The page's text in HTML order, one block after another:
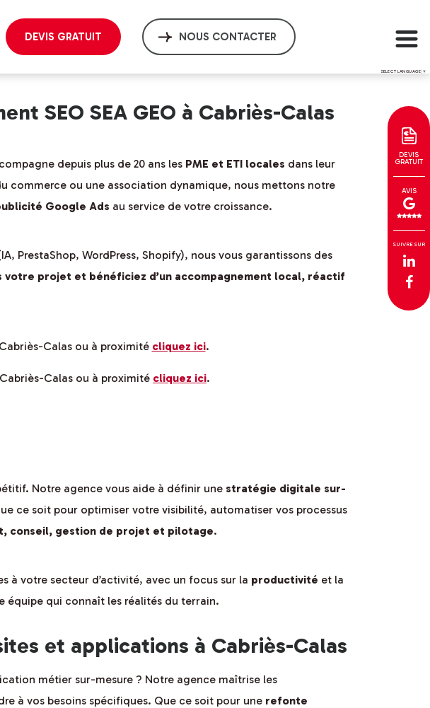
DEVIS GRATUIT NOUS CONTACTER
SELECT LANGUAGE ▼
DEVIS
GRATUIT
AVIS
SUIVRE SUR
SEO SEA GEO à Cabriès-Calas
depuis plus de 20 ans les PME et ETI locales dans leur
commerce ou une association dynamique, nous mettons notre
Google Ads au service de votre croissance.
PrestaShop, WordPress, Shopify), nous vous garantissons des
votre projet et bénéficiez d’un accompagnement local, réactif
Calas ou à proximité cliquez ici.
Calas ou à proximité cliquez ici.
Notre agence vous aide à définir une stratégie digitale sur-
ce soit pour optimiser votre visibilité, automatiser vos processus
conseil, gestion de projet et pilotage.
à votre secteur d’activité, avec un focus sur la productivité et la
équipe qui connaît les réalités du terrain.
et applications à Cabriès-Calas
métier sur-mesure ? Notre agence maîtrise les
à vos besoins spécifiques. Que ce soit pour une refonte